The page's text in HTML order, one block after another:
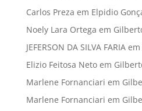
Carlos Preza em Elpidio
Noely Lara Ortega em
JEFERSON DA SILVA FARIAem
Elizio Feitosa Netoem
Marlene Fornanciari em
Marlene Fornanciari em